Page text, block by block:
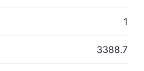
1
3388.7